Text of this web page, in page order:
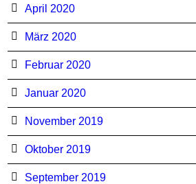
April 2020
März 2020
Februar 2020
Januar 2020
November 2019
Oktober 2019
September 2019